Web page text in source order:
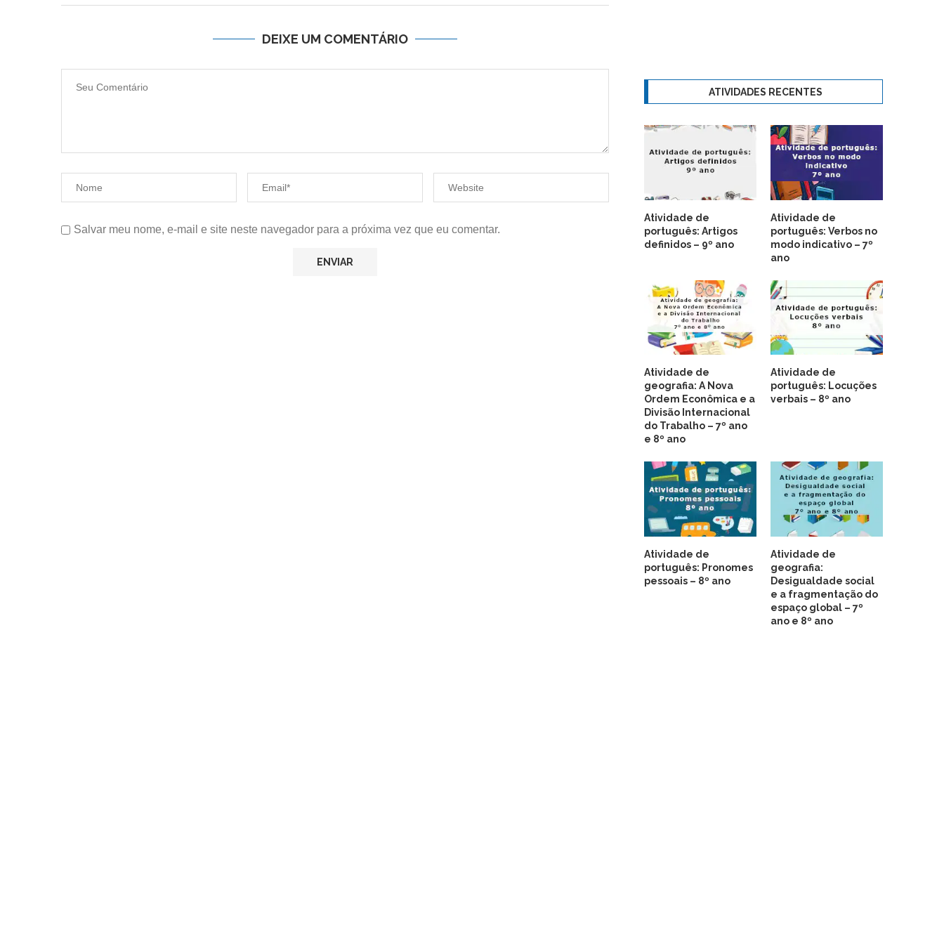
DEIXE UM COMENTÁRIO
Salvar meu nome, e-mail e site neste navegador para a próxima vez que eu comentar.
ATIVIDADES RECENTES
Atividade de
português: Artigos
definidos – 9º ano
Atividade de
português: Verbos no
modo indicativo – 7º
ano
Atividade de
geografia: A Nova
Ordem Econômica e a
Divisão Internacional
do Trabalho – 7º ano
e 8º ano
Atividade de
português: Locuções
verbais – 8º ano
Atividade de
português: Pronomes
pessoais – 8º ano
Atividade de
geografia:
Desigualdade social
e a fragmentação do
espaço global – 7º
ano e 8º ano